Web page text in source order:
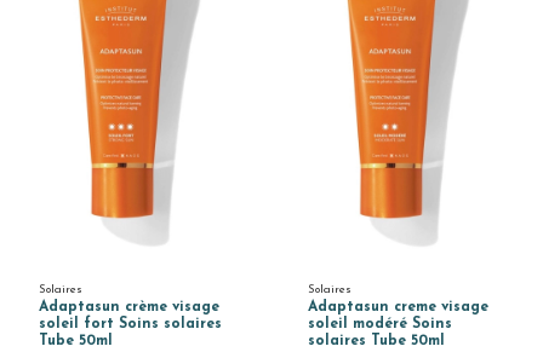
Solaires
Adaptasun crème visage
soleil fort Soins solaires
Tube 50ml
Solaires
Adaptasun creme visage
soleil modéré Soins
solaires Tube 50ml